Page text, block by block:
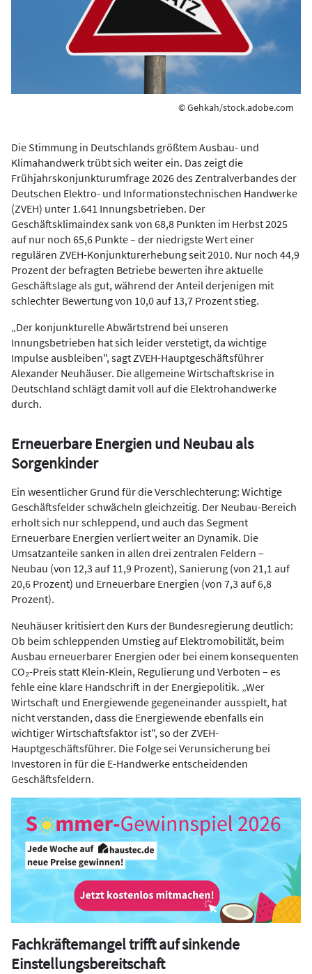
© Gehkah/stock.adobe.com
Die Stimmung in Deutschlands größtem Ausbau- und
Klimahandwerk trübt sich weiter ein. Das zeigt die
Frühjahrskonjunkturumfrage 2026 des Zentralverbandes der
Deutschen Elektro- und Informationstechnischen Handwerke
(ZVEH) unter 1.641 Innungsbetrieben. Der
Geschäftsklimaindex sank von 68,8 Punkten im Herbst 2025
auf nur noch 65,6 Punkte – der niedrigste Wert einer
regulären ZVEH-Konjunkturerhebung seit 2010. Nur noch 44,9
Prozent der befragten Betriebe bewerten ihre aktuelle
Geschäftslage als gut, während der Anteil derjenigen mit
schlechter Bewertung von 10,0 auf 13,7 Prozent stieg.
„Der konjunkturelle Abwärtstrend bei unseren
Innungsbetrieben hat sich leider verstetigt, da wichtige
Impulse ausbleiben", sagt ZVEH-Hauptgeschäftsführer
Alexander Neuhäuser. Die allgemeine Wirtschaftskrise in
Deutschland schlägt damit voll auf die Elektrohandwerke
durch.
Erneuerbare Energien und Neubau als
Sorgenkinder
Ein wesentlicher Grund für die Verschlechterung: Wichtige
Geschäftsfelder schwächeln gleichzeitig. Der Neubau-Bereich
erholt sich nur schleppend, und auch das Segment
Erneuerbare Energien verliert weiter an Dynamik. Die
Umsatzanteile sanken in allen drei zentralen Feldern –
Neubau (von 12,3 auf 11,9 Prozent), Sanierung (von 21,1 auf
20,6 Prozent) und Erneuerbare Energien (von 7,3 auf 6,8
Prozent).
Neuhäuser kritisiert den Kurs der Bundesregierung deutlich:
Ob beim schleppenden Umstieg auf Elektromobilität, beim
Ausbau erneuerbarer Energien oder bei einem konsequenten
CO₂-Preis statt Klein-Klein, Regulierung und Verboten – es
fehle eine klare Handschrift in der Energiepolitik. „Wer
Wirtschaft und Energiewende gegeneinander ausspielt, hat
nicht verstanden, dass die Energiewende ebenfalls ein
wichtiger Wirtschaftsfaktor ist", so der ZVEH-
Hauptgeschäftsführer. Die Folge sei Verunsicherung bei
Investoren in für die E-Handwerke entscheidenden
Geschäftsfeldern.
Fachkräftemangel trifft auf sinkende
Einstellungsbereitschaft